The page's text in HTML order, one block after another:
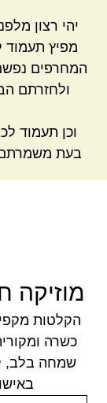
יהי רצון
מפיץ תעמוד
המחרפים
ולחזרתם
וכן תעמוד
בעת משמרתם
מוזיקה
הקלטות
כשרה
שמחה בלב,